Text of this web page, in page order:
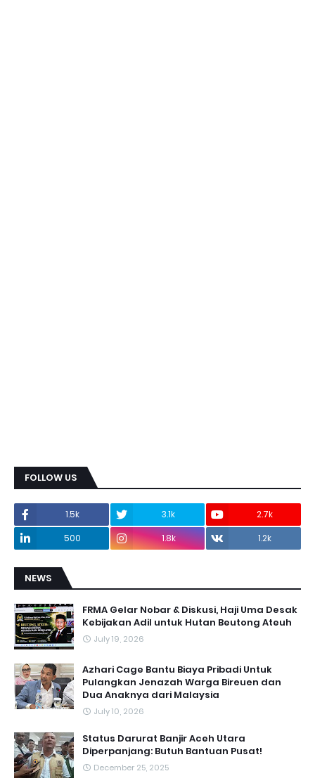
FOLLOW US
1.5k 3.1k
2.7k
500
1.8k 1.2k
NEWS
FRMA Gelar Nobar & Diskusi, Haji Uma Desak
Kebijakan Adil untuk Hutan Beutong Ateuh
July 19, 2026
Azhari Cage Bantu Biaya Pribadi Untuk
Pulangkan Jenazah Warga Bireuen dan
Dua Anaknya dari Malaysia
July 10, 2026
Status Darurat Banjir Aceh Utara
Diperpanjang: Butuh Bantuan Pusat!
December 25, 2025